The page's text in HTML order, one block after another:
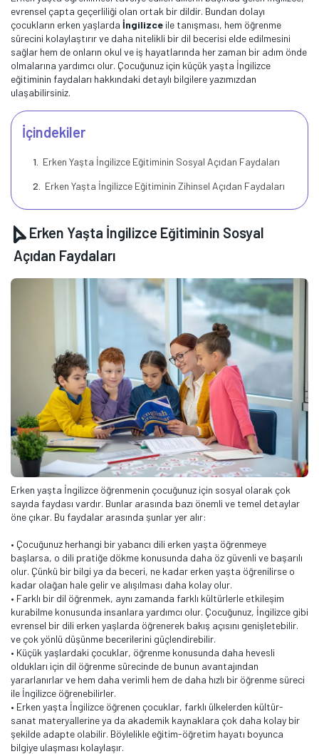
evrensel çapta geçerliliği olan ortak bir dildir. Bundan dolayı
çocukların erken yaşlarda İngilizce ile tanışması, hem öğrenme
sürecini kolaylaştırır ve daha nitelikli bir dil becerisi elde edilmesini
sağlar hem de onların okul ve iş hayatlarında her zaman bir adım önde
olmalarına yardımcı olur. Çocuğunuz için küçük yaşta İngilizce
eğitiminin faydaları hakkındaki detaylı bilgilere yazımızdan
ulaşabilirsiniz.
İçindekiler
Erken Yaşta İngilizce Eğitiminin Sosyal Açıdan Faydaları
Erken Yaşta İngilizce Eğitiminin Zihinsel Açıdan Faydaları
Erken Yaşta İngilizce Eğitiminin Sosyal
Açıdan Faydaları
Erken yaşta İngilizce öğrenmenin çocuğunuz için sosyal olarak çok
sayıda faydası vardır. Bunlar arasında bazı önemli ve temel detaylar
öne çıkar. Bu faydalar arasında şunlar yer alır:
• Çocuğunuz herhangi bir yabancı dili erken yaşta öğrenmeye
başlarsa, o dili pratiğe dökme konusunda daha öz güvenli ve başarılı
olur. Çünkü bir bilgi ya da beceri, ne kadar erken yaşta öğrenilirse o
kadar olağan hale gelir ve alışılması daha kolay olur.
• Farklı bir dil öğrenmek, aynı zamanda farklı kültürlerle etkileşim
kurabilme konusunda insanlara yardımcı olur. Çocuğunuz, İngilizce gibi
evrensel bir dili erken yaşlarda öğrenerek bakış açısını genişletebilir.
ve çok yönlü düşünme becerilerini güçlendirebilir.
• Küçük yaşlardaki çocuklar, öğrenme konusunda daha hevesli
oldukları için dil öğrenme sürecinde de bunun avantajından
yararlanırlar ve hem daha verimli hem de daha hızlı bir öğrenme süreci
ile İngilizce öğrenebilirler.
• Erken yaşta İngilizce öğrenen çocuklar, farklı ülkelerden kültür-
sanat materyallerine ya da akademik kaynaklara çok daha kolay bir
şekilde adapte olabilir. Böylelikle eğitim-öğretim hayatı boyunca
bilgiye ulaşması kolaylaşır.